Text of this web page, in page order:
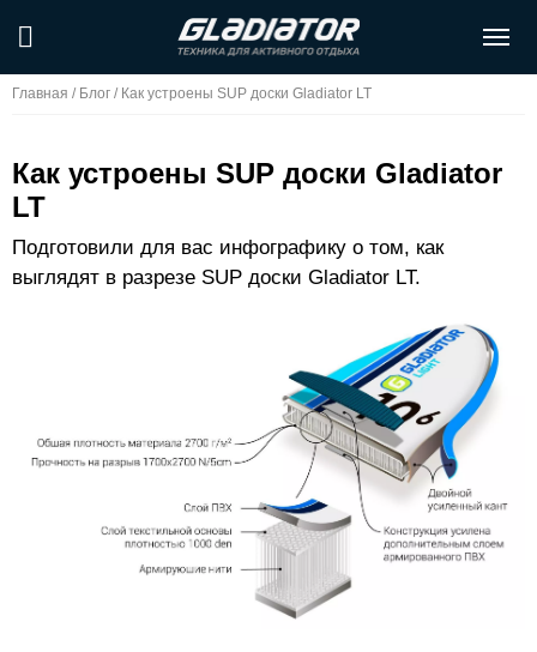
Главная / Блог / Как устроены SUP доски Gladiator LT
Как устроены SUP доски Gladiator
LT
Подготовили для вас инфографику о том, как
выглядят в разрезе SUP доски Gladiator LT.